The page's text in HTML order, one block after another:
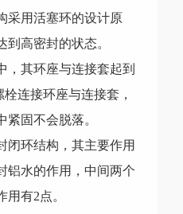
采用活塞环的设计原
高密封的状态。
其环座与连接套起到
连接环座与连接套，
固不会脱落。
环结构，其主要作用
铝水的作用，中间两个
有2点。